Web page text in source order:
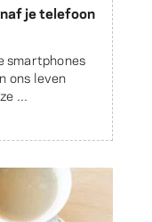
je telefoon
smartphones
ons leven
...